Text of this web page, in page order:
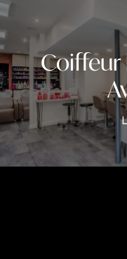
Coiffeur
Panneau de gestion des